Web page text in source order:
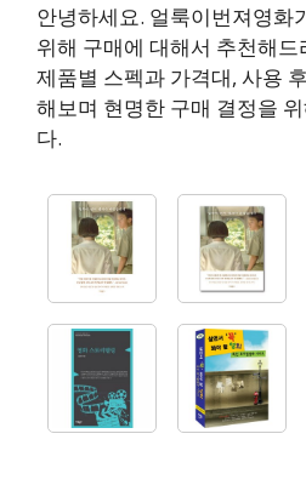
안녕하세요. 얼룩이번져영화
위해 구매에 대해서 추천해드
제품별 스펙과 가격대, 사용
해보며 현명한 구매 결정을
다.